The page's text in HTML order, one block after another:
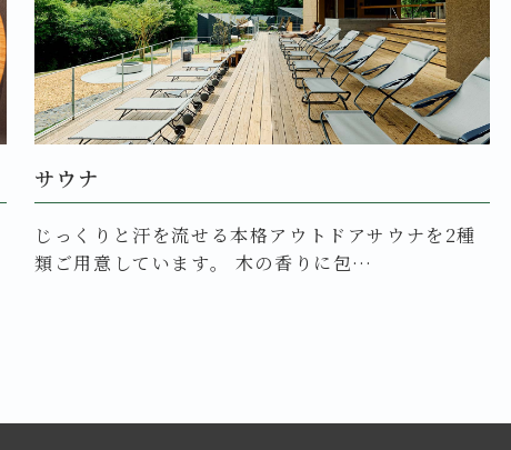
サウナ
じっくりと汗を流せる本格アウトドアサウナを2種
類ご用意しています。 木の香りに包…